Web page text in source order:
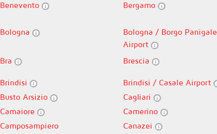
Benevento Bergamo
Bologna
Bologna / Borgo Panigale
Airport
Bra Brescia
Brindisi Brindisi / Casale Airport
Busto Arsizio Cagliari
Camaiore Camerino
Camposampiero Canazei